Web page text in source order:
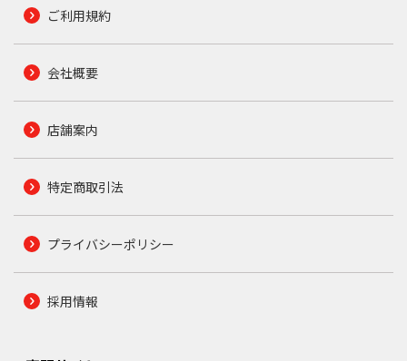
ご利用規約
会社概要
店舗案内
特定商取引法
プライバシーポリシー
採用情報